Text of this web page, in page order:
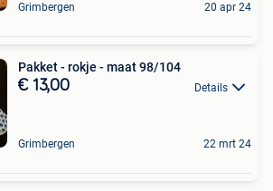
Grimbergen 20 apr 24
Pakket - rokje - maat 98/104
€ 13,00 Details
Grimbergen 22 mrt 24